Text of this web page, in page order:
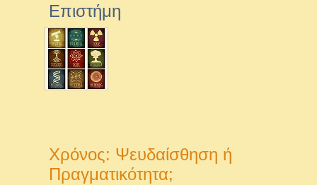
Επιστήμη
Χρόνος: Ψευδαίσθηση ή
Πραγματικότητα;